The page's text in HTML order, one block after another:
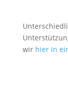
wir hier in